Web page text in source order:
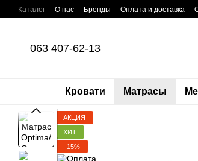
Перейти к основному контенту
Каталог О нас Бренды Оплата и доставка
063 407-62-13
Кровати Матрасы
АКЦИЯ
ХИТ
−15%